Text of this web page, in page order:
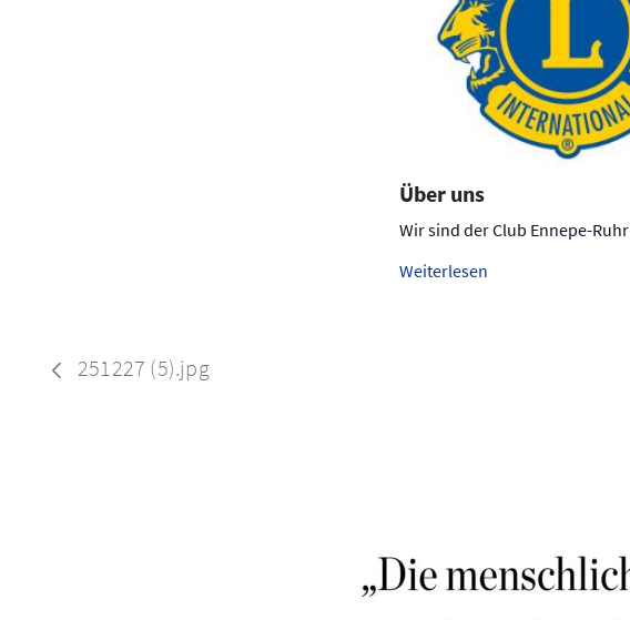
Über uns
Wir sind der Club Ennepe-Ruhr
Weiterlesen
251227 (5).jpg